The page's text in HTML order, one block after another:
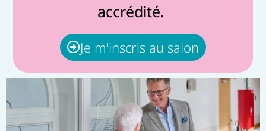
accrédité.
Je m'inscris au salon